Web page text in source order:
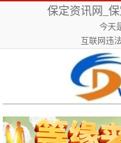
保定资讯网_
今天
互联网违